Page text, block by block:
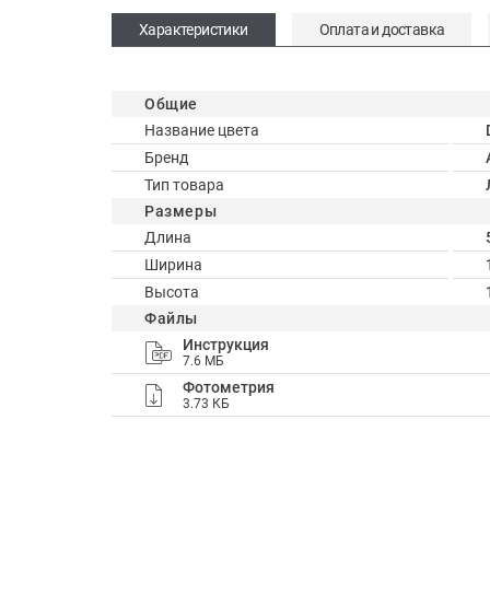
Характеристики Оплата и доставка
Общие
Название цвета
Бренд
Тип товара
Размеры
Длина
Ширина
Высота
Файлы
Инструкция
7.6 МБ
Фотометрия
3.73 КБ